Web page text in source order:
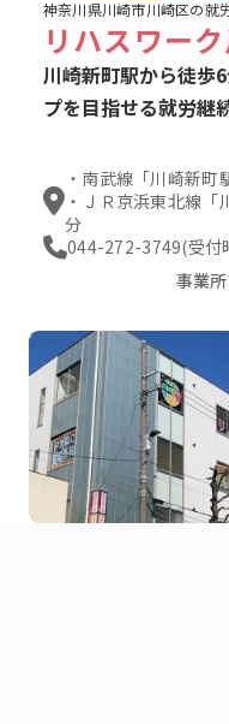
リハスワー
神奈川県川崎市川崎区の就
川崎新町駅から徒歩
プを目指せる就労継
・南武線「川崎新町
・ＪＲ京浜東北線「
分
044-272-3749(受付
事業